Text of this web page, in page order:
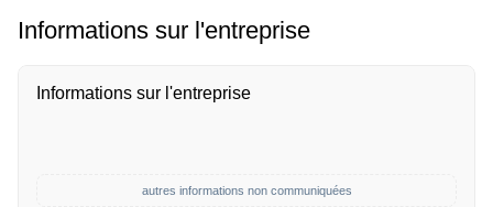
Informations sur l'entreprise
Informations sur l'entreprise
autres informations non communiquées